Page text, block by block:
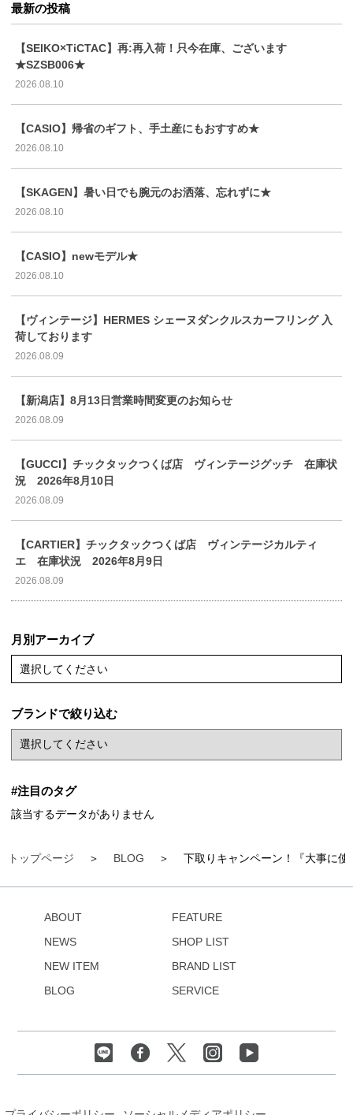
トップページ BLOG 下取りキャンペーン！『大事に
最新の投稿
【SEIKO×TiCTAC】再:再入荷！只今在庫、ございます
★SZSB006★
2026.08.10
【CASIO】帰省のギフト、手土産にもおすすめ★
2026.08.10
【SKAGEN】暑い日でも腕元のお洒落、忘れずに★
2026.08.10
【CASIO】newモデル★
2026.08.10
【ヴィンテージ】HERMES シェーヌダンクルスカーフリング 入
荷しております
2026.08.09
【新潟店】8月13日営業時間変更のお知らせ
2026.08.09
【GUCCI】チックタックつくば店 ヴィンテージグッチ 在庫状
況 2026年8月10日
2026.08.09
【CARTIER】チックタックつくば店 ヴィンテージカルティ
エ 在庫状況 2026年8月9日
2026.08.09
月別アーカイブ
選択してください
ブランドで絞り込む
#注目のタグ
該当するデータがありません
ABOUT
NEWS
NEW ITEM
BLOG
FEATURE
SHOP LIST
BRAND LIST
SERVICE